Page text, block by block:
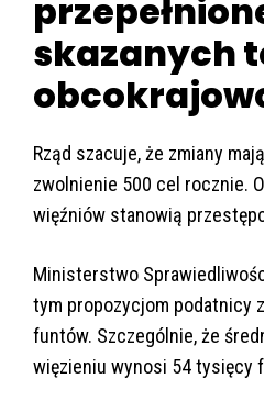
skazanych
Rząd szacuje, że zmiany
zwolnienie 500 cel rocznie.
więźniów stanowią
Ministerstwo
tym propozycjom podatnicy
funtów. Szczególnie, że
więzieniu wynosi 54 tysięcy